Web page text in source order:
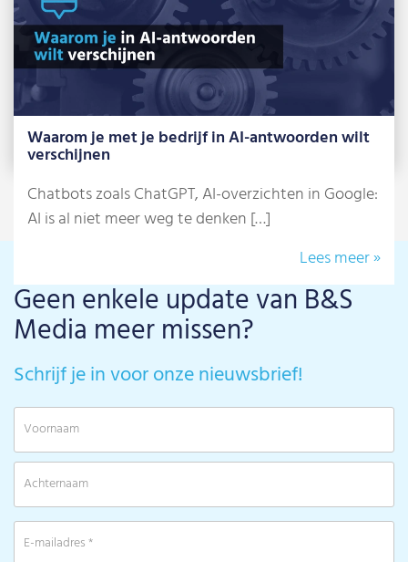
Waarom je met je bedrijf in AI-antwoorden wilt
verschijnen
Chatbots zoals ChatGPT, AI-overzichten in Google:
AI is al niet meer weg te denken […]
Lees meer »
Geen enkele update van B&S
Media meer missen?
Schrijf je in voor onze nieuwsbrief!